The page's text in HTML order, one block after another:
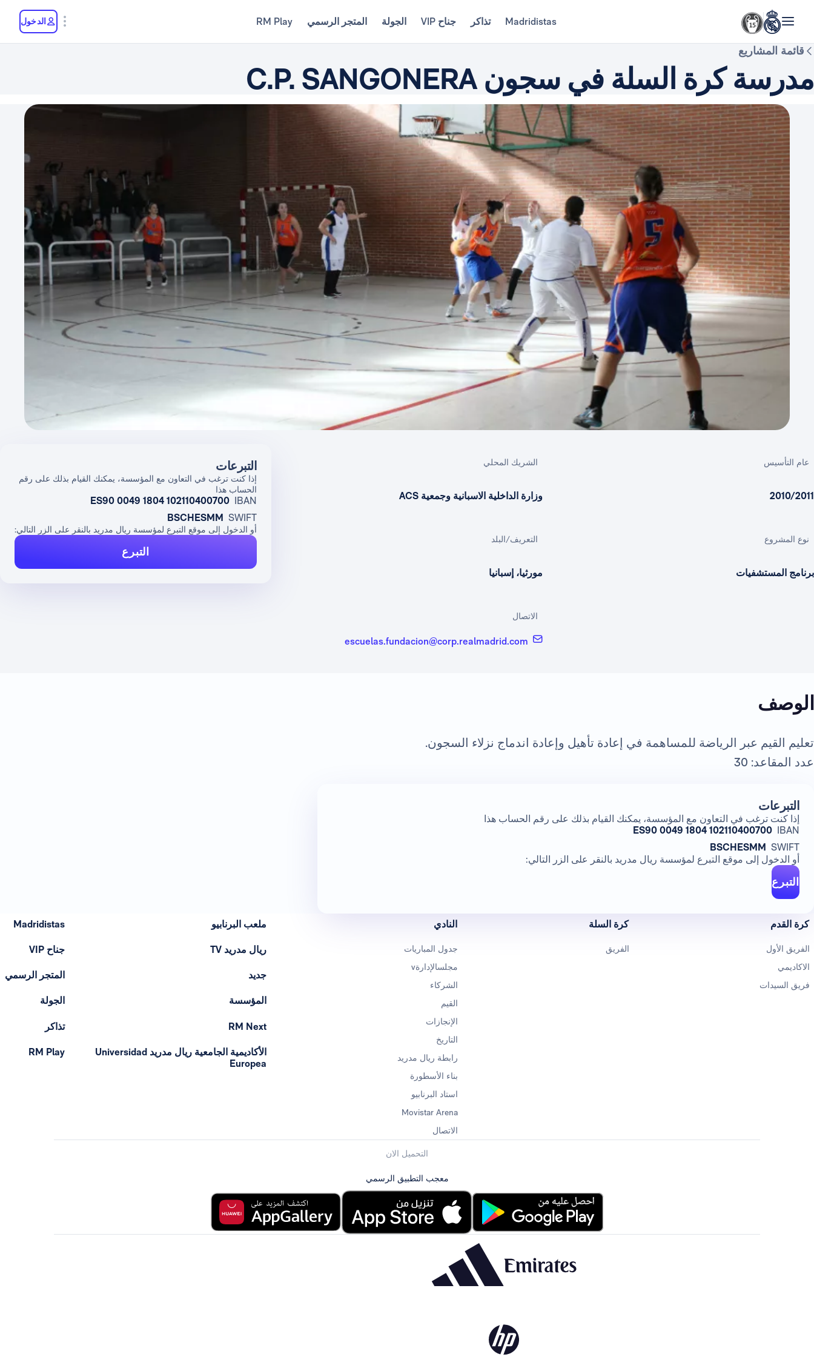
Madridistas تذاكر جناح VIP الجولة المتجر الرسمي RM Play الدخول
قائمة المشاريع
مدرسة كرة السلة في سجون C.P. SANGONERA
عام التأسيس
2010/2011
نوع المشروع
برنامج المستشفيات
الشريك المحلي
وزارة الداخلية الاسبانية وجمعية ACS
التعريف/البلد
مورثيا، إسبانيا
الاتصال
escuelas.fundacion@corp.realmadrid.com
التبرعات
إذا كنت ترغب في التعاون مع المؤسسة، يمكنك القيام بذلك على رقم
الحساب هذا
IBAN
ES90 0049 1804 102110400700
SWIFT
BSCHESMM
أو الدخول إلى موقع التبرع لمؤسسة ريال مدريد بالنقر على الزر التالي:
التبرع
الوصف
تعليم القيم عبر الرياضة للمساهمة في إعادة تأهيل وإعادة اندماج نزلاء السجون.
عدد المقاعد: 30
التبرعات
إذا كنت ترغب في التعاون مع المؤسسة، يمكنك القيام بذلك على رقم الحساب هذا
IBAN
ES90 0049 1804 102110400700
SWIFT
BSCHESMM
أو الدخول إلى موقع التبرع لمؤسسة ريال مدريد بالنقر على الزر التالي:
التبرع
كرة القدم
الفريق الأول
الاكاديمي
فريق السيدات
كرة السلة
الفريق
النادي
جدول المباريات
مجلسالإدارةv
الشركاء
القيم
الإنجازات
التاريخ
رابطة ريال مدريد
بناء الأسطورة
استاد البرنابيو
Movistar Arena
الاتصال
ملعب البرنابيو
ريال مدريد TV
جديد
المؤسسة
RM Next
الأكاديمية الجامعية ريال مدريد Universidad
Europea
Madridistas
جناح VIP
المتجر الرسمي
الجولة
تذاكر
RM Play
التحميل الان
معجب التطبيق الرسمي